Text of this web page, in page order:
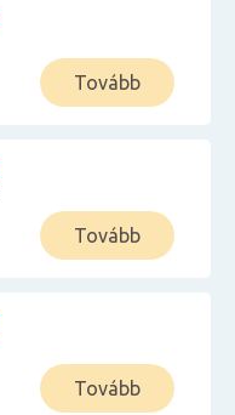
Tovább
Tovább
Tovább